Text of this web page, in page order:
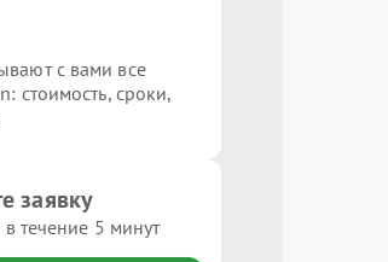
с вами все
стоимость, сроки,
заявку
течение 5 минут